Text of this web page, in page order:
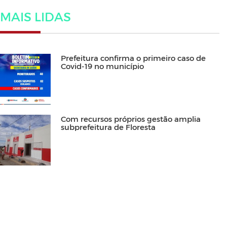
MAIS LIDAS
Prefeitura confirma o primeiro caso de
Covid-19 no município
Com recursos próprios gestão amplia
subprefeitura de Floresta